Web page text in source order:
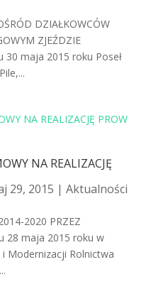
DZIAŁKOWCÓW
ZJEŹDZIE
30 maja 2015 roku Poseł
NA REALIZACJĘ
29, 2015 |Aktualności
2020 PRZEZ
28 maja 2015 roku w
Modernizacji Rolnictwa